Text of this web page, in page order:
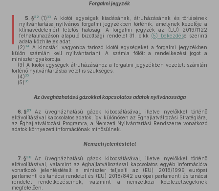
Forgalmi jegyzék
5. §32 (1) 33A kiotói egységek kiadásának, átruházásának és törlésének
nyilvántartása nyilvános forgalmi jegyzékben történik, amelynek kezelője a
klímavédelemért felelős hatóság. A forgalmi jegyzék az (EU) 2019/1122
felhatalmazáson alapuló bizottsági rendelet 31. cikk (5) bekezdése szerinti
adata közhiteles adat.
(2) 34
A kincstári vagyonba tartozó kiotói egységeket a forgalmi jegyzékben
külön számlán kell nyilvántartani. A számla fölött a rendelkezési jogot a
miniszter gyakorolja.
(3) A kiotói egységek átruházásához a forgalmi jegyzékben vezetett számlán
történő nyilvántartásba vétel is szükséges.
(4) 35
(5) 36
Az üvegházhatású gázokkal kapcsolatos adatok nyilvánossága
6. §37
Az üvegházhatású gázok kibocsátásával, illetve nyelőkkel történő
eltávolításával kapcsolatos adatok, így különösen az Éghajlatváltozási Stratégiára,
az Éghajlatváltozási Programra, a Nemzeti Nyilvántartási Rendszerre vonatkozó
adatok környezeti információnak minősülnek.
Nemzeti jelentéstétel
7. §38
Az üvegházhatású gázok kibocsátásával, illetve nyelőkkel történő
eltávolításával, valamint az éghajlatváltozással kapcsolatos egyéb információra
vonatkozó jelentéstételt a miniszter teljesíti az (EU) 2018/1999 európai
parlamenti és tanácsi rendelet és (EU) 2018/842 európai parlamenti és tanácsi
rendelet rendelkezéseinek, valamint a nemzetközi kötelezettségeknek
megfelelően.